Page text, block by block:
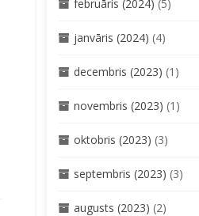
februāris (2024) (5)
janvāris (2024) (4)
decembris (2023) (1)
novembris (2023) (1)
oktobris (2023) (3)
septembris (2023) (3)
augusts (2023) (2)